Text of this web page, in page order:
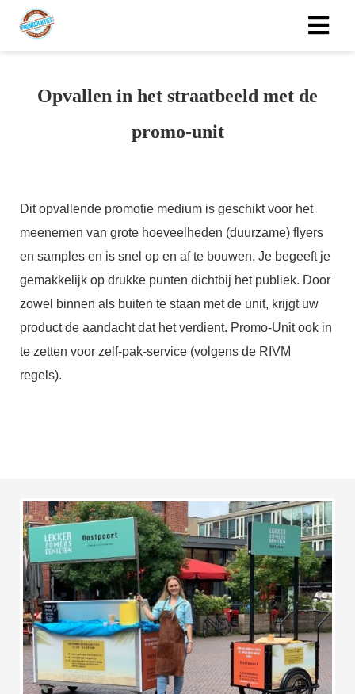
Opvallen in het straatbeeld met de
promo-unit
Dit opvallende promotie medium is geschikt voor het
meenemen van grote hoeveelheden (duurzame) flyers
en samples en is snel op en af te bouwen. Je begeeft je
gemakkelijk op drukke punten dichtbij het publiek. Door
zowel binnen als buiten te staan met de unit, krijgt uw
product de aandacht dat het verdient. Promo-Unit ook in
te zetten voor zelf-pak-service (volgens de RIVM
regels).